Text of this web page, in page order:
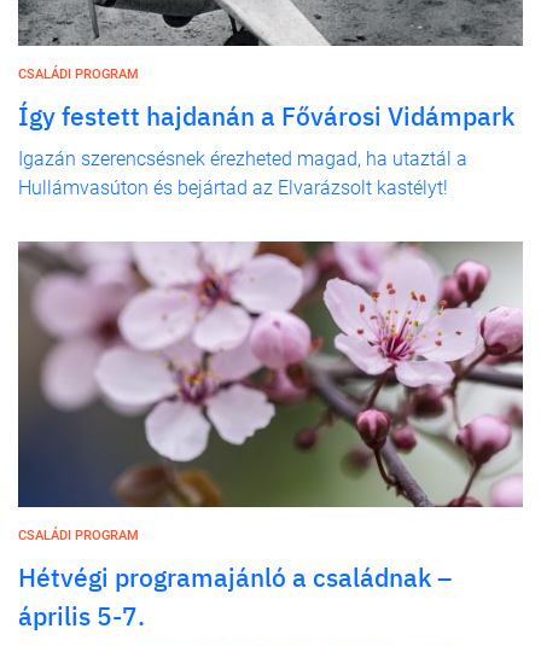
CSALÁDI PROGRAM
Így festett hajdanán a Fővárosi Vidámpark
Igazán szerencsésnek érezheted magad, ha utaztál a
Hullámvasúton és bejártad az Elvarázsolt kastélyt!
CSALÁDI PROGRAM
Hétvégi programajánló a családnak –
április 5-7.